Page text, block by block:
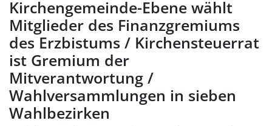
Kirchengemeinde-Ebene wählt
Mitglieder des Finanzgremiums
des Erzbistums / Kirchensteuerrat
ist Gremium der
Mitverantwortung /
Wahlversammlungen in sieben
Wahlbezirken